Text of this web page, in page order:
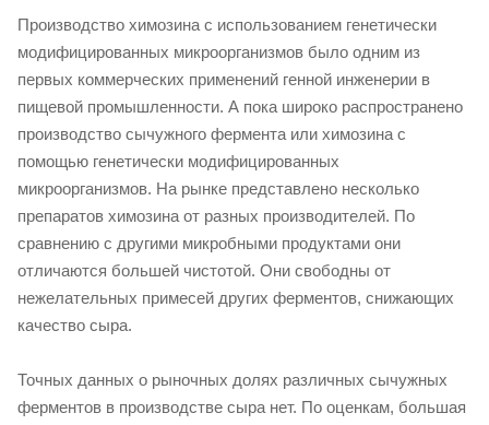
Производство химозина с использованием генетически
модифицированных микроорганизмов было одним из
первых коммерческих применений генной инженерии в
пищевой промышленности. А пока широко распространено
производство сычужного фермента или химозина с
помощью генетически модифицированных
микроорганизмов. На рынке представлено несколько
препаратов химозина от разных производителей. По
сравнению с другими микробными продуктами они
отличаются большей чистотой. Они свободны от
нежелательных примесей других ферментов, снижающих
качество сыра.
Точных данных о рыночных долях различных сычужных
ферментов в производстве сыра нет. По оценкам, большая